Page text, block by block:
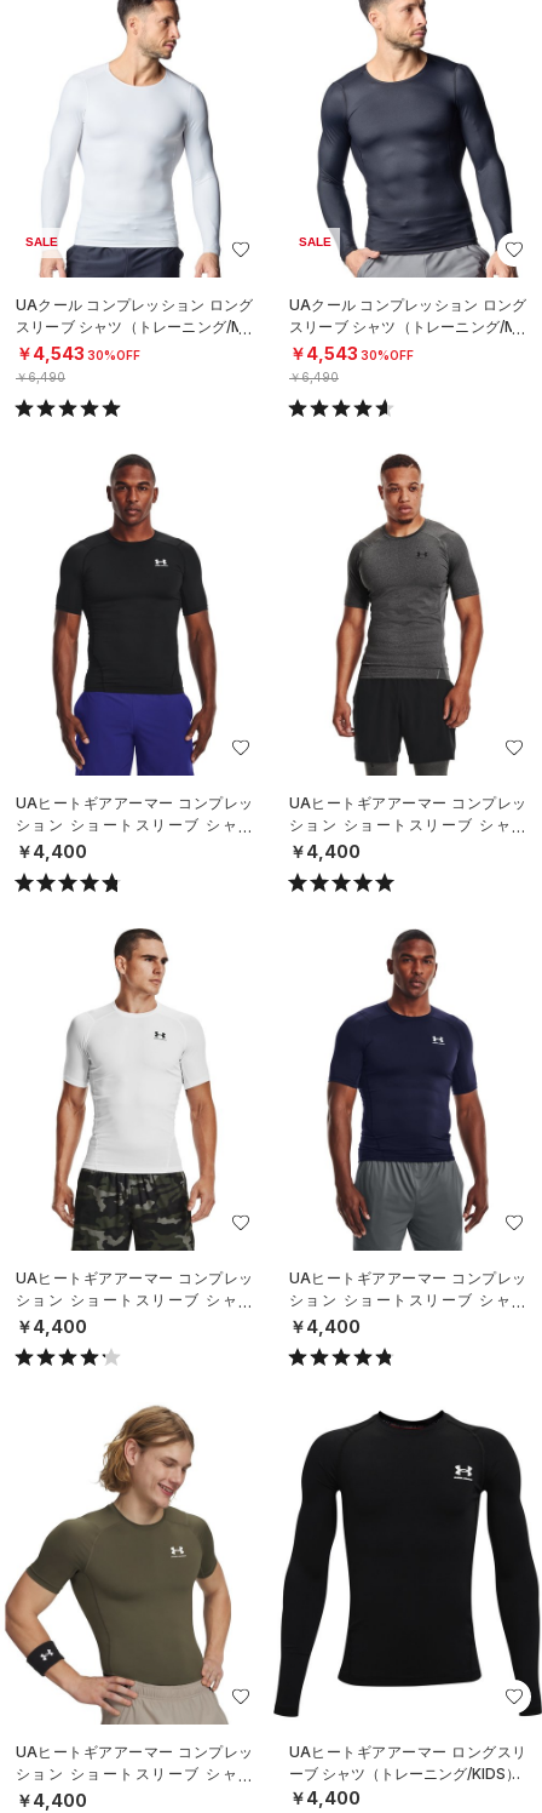
SALE
UAクール コンプレッション ロング
スリーブ シャツ（トレーニング/ME
N）
￥4,543 30%OFF
￥6,490
SALE
UAクール コンプレッション ロング
スリーブ シャツ（トレーニング/ME
N）
￥4,543 30%OFF
￥6,490
UAヒートギアアーマー コンプレッ
ション ショートスリーブ シャツ
（トレーニング/MEN）
￥4,400
UAヒートギアアーマー コンプレッ
ション ショートスリーブ シャツ
（トレーニング/MEN）
￥4,400
UAヒートギアアーマー コンプレッ
ション ショートスリーブ シャツ
（トレーニング/MEN）
￥4,400
UAヒートギアアーマー コンプレッ
ション ショートスリーブ シャツ
（トレーニング/MEN）
￥4,400
UAヒートギアアーマー コンプレッ
ション ショートスリーブ シャツ
（トレーニング/MEN）
￥4,400
UAヒートギアアーマー ロングスリ
ーブ シャツ（トレーニング/KIDS）
￥4,400